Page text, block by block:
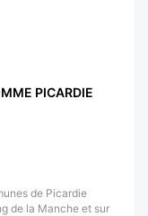
PICARDIE
de Picardie
de la Manche et sur